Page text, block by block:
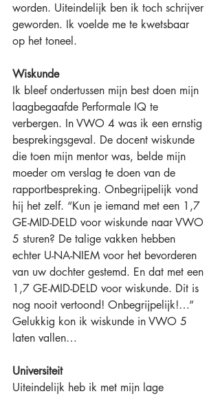
worden. Uiteindelijk ben ik toch schrijver
geworden. Ik voelde me te kwetsbaar
op het toneel.
Wiskunde
Ik bleef ondertussen mijn best doen mijn
laagbegaafde Performale IQ te
verbergen. In VWO 4 was ik een ernstig
besprekingsgeval. De docent wiskunde
die toen mijn mentor was, belde mijn
moeder om verslag te doen van de
rapportbespreking. Onbegrijpelijk vond
hij het zelf. “Kun je iemand met een 1,7
GE-MID-DELD voor wiskunde naar VWO
5 sturen? De talige vakken hebben
echter U-NA-NIEM voor het bevorderen
van uw dochter gestemd. En dat met een
1,7 GE-MID-DELD voor wiskunde. Dit is
nog nooit vertoond! Onbegrijpelijk!…”
Gelukkig kon ik wiskunde in VWO 5
laten vallen…
Universiteit
Uiteindelijk heb ik met mijn lage